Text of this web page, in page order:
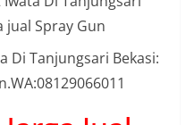
Di Tanjungsari Bekasi: